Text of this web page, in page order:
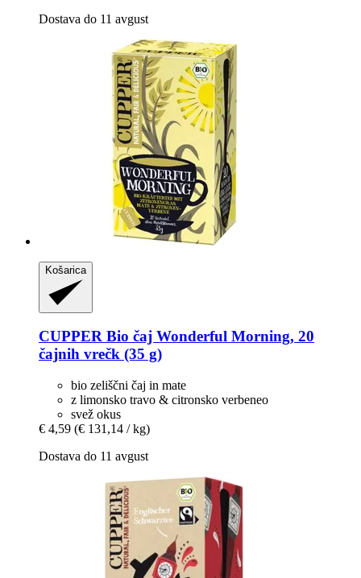
Dostava do 11 avgust
Košarica
CUPPER Bio čaj Wonderful Morning, 20
čajnih vrečk (35 g)
bio zeliščni čaj in mate
z limonsko travo & citronsko verbeneo
svež okus
€ 4,59 (€ 131,14 / kg)
Dostava do 11 avgust